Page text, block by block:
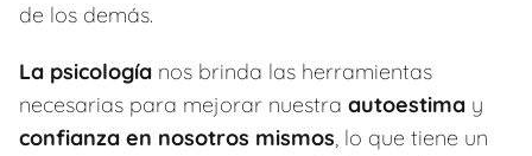
de los demás.
La psicología nos brinda las herramientas
necesarias para mejorar nuestra autoestima y
confianza en nosotros mismos, lo que tiene un